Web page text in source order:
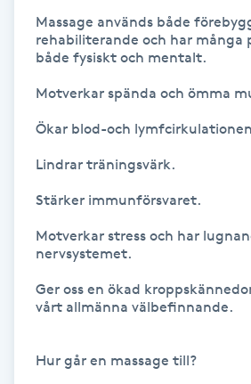
Hot yoga
Huduppstramning
Massage används både
rehabiliterande och har många
både fysiskt och mentalt.
Motverkar spända och ömma
Ökar blod-och
Lindrar träningsvärk.
Stärker immunförsvaret.
Motverkar stress och har
nervsystemet.
Ger oss en ökad
vårt allmänna välbefinnande.
Hur går en massage till?